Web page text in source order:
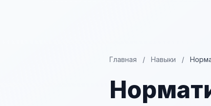
Главная / Навыки /